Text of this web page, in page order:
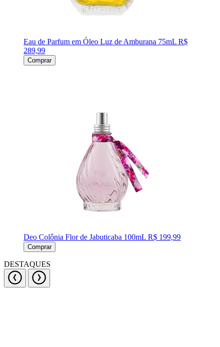
Eau de Parfum em Óleo Luz de Amburana 75mL R$
289,99
Comprar
Deo Colônia Flor de Jabuticaba 100mL R$ 199,99
Comprar
DESTAQUES